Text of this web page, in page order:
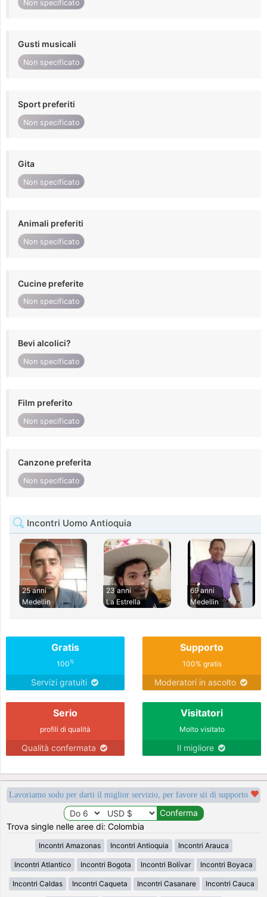
Non specificato
Gusti musicali
Non specificato
Sport preferiti
Non specificato
Gita
Non specificato
Animali preferiti
Non specificato
Cucine preferite
Non specificato
Bevi alcolici?
Non specificato
Film preferito
Non specificato
Canzone preferita
Non specificato
Incontri Uomo Antioquia
25 anni
Medellin
23 anni
La Estrella
69 anni
Medellin
Gratis
100%
Servizi gratuiti
Supporto
100% gratis
Moderatori in ascolto
Serio
profili di qualità
Qualità confermata
Visitatori
Molto visitato
Il migliore
Lavoriamo sodo per darti il miglior servizio, per favore sii di supporto
Trova single nelle aree di: Colombia
Incontri Amazonas Incontri Antioquia Incontri Arauca
Incontri Atlantico Incontri Bogota Incontri Bolívar Incontri Boyaca
Incontri Caldas Incontri Caqueta Incontri Casanare Incontri Cauca